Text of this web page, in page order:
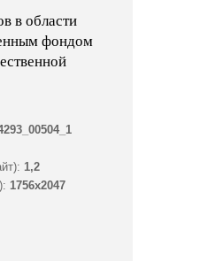
в области
фондом
1,2
1756x2047